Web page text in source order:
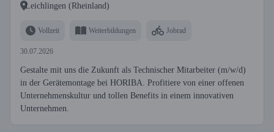
Leichlingen (Rheinland)
Vollzeit Weiterbildungen Jobrad
30.07.2026
Gestalte mit uns die Zukunft als Technischer Mitarbeiter (m/w/d)
in der Gerätemontage bei HORIBA. Profitiere von einer offenen
Unternehmenskultur und tollen Benefits in einem innovativen
Unternehmen.